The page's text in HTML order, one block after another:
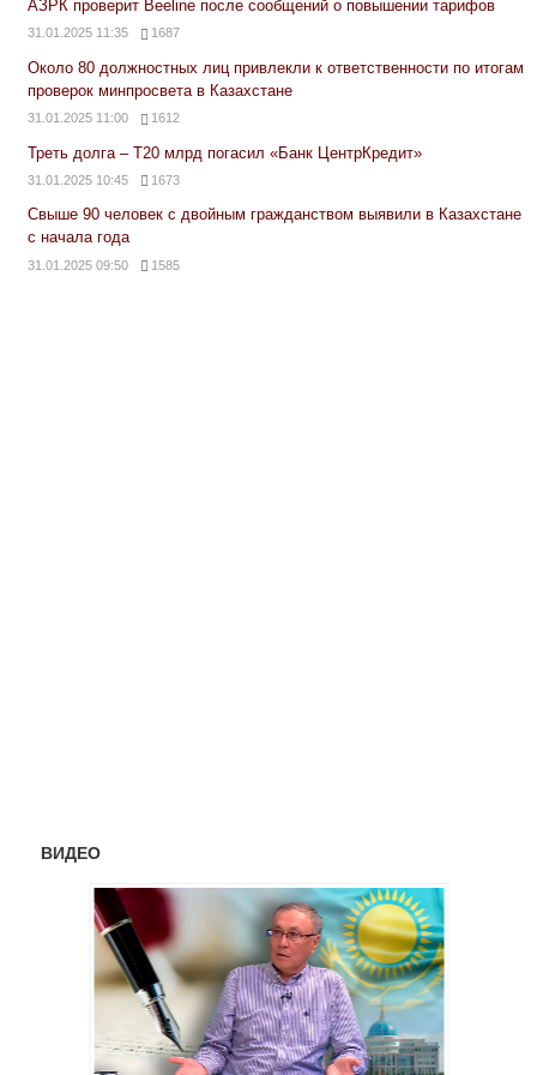
АЗРК проверит Beeline после сообщений о повышении тарифов
31.01.2025 11:35 1687
Около 80 должностных лиц привлекли к ответственности по итогам
проверок минпросвета в Казахстане
31.01.2025 11:00 1612
Треть долга – Т20 млрд погасил «Банк ЦентрКредит»
31.01.2025 10:45 1673
Свыше 90 человек с двойным гражданством выявили в Казахстане
с начала года
31.01.2025 09:50 1585
ВИДЕО